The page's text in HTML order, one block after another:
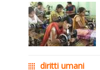
diritti umani